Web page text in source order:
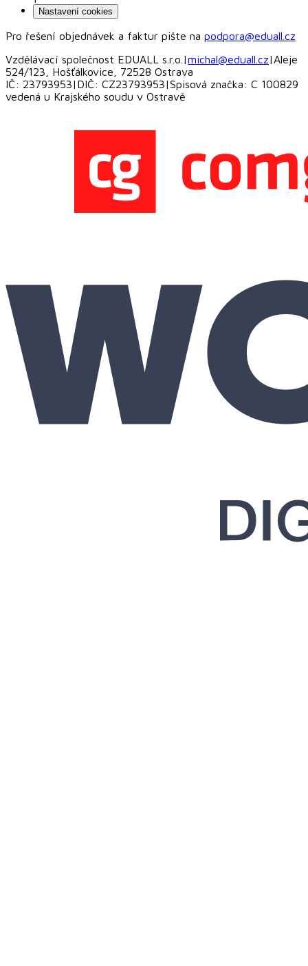
Nastavení cookies
Pro řešení objednávek a faktur pište na podpora@eduall.cz
Vzdělávací společnost EDUALL s.r.o. |michal@eduall.cz|Aleje
524/123, Hošťálkovice, 72528 Ostrava
IČ: 23793953| DIČ: CZ23793953|Spisová značka: C 100829
vedená u Krajského soudu v Ostravě